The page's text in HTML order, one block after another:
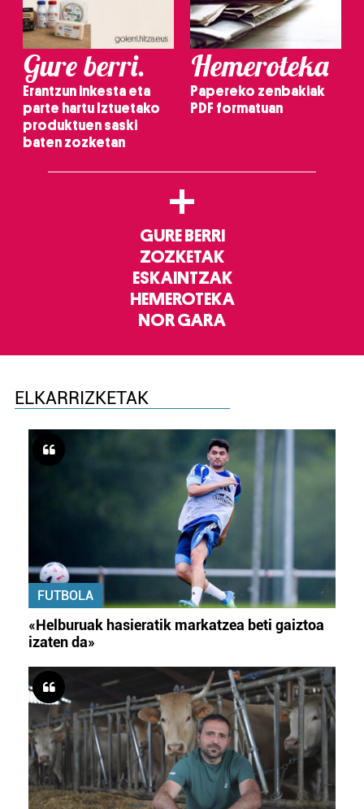
Gure berri.
Erantzun inkesta eta
parte hartu Iztuetako
produktuen saski
baten zozketan
Hemeroteka
Papereko zenbakiak
PDF formatuan
+
GURE BERRI
ZOZKETAK
ESKAINTZAK
HEMEROTEKA
NOR GARA
ELKARRIZKETAK
FUTBOLA
«Helburuak hasieratik markatzea beti gaiztoa
izaten da»